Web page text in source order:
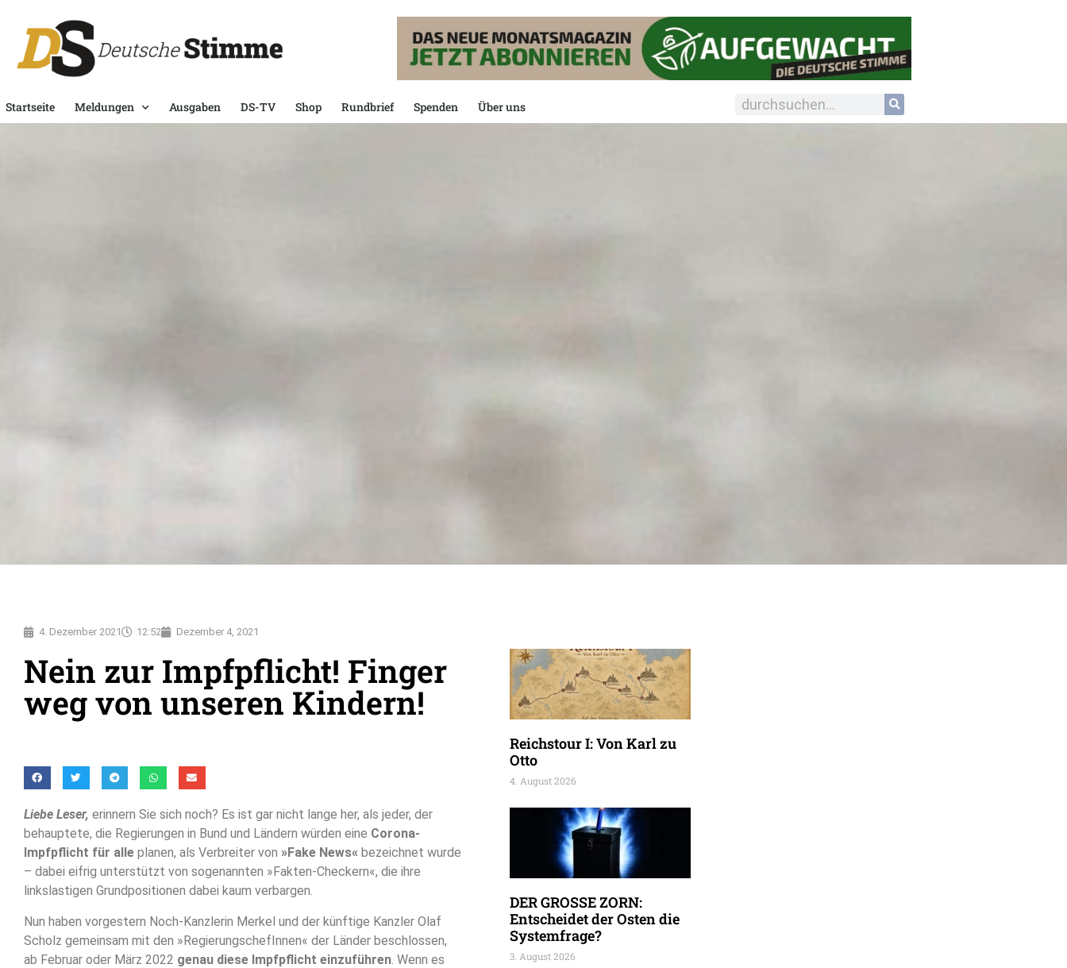
Startseite Meldungen Ausgaben DS-TV Shop Rundbrief Spenden Über uns
4. Dezember 2021 12:52 Dezember 4, 2021
Nein zur Impfpflicht! Finger
weg von unseren Kindern!
Liebe Leser, erinnern Sie sich noch? Es ist gar nicht lange her, als jeder, der
behauptete, die Regierungen in Bund und Ländern würden eine Corona-
Impfpflicht für alle planen, als Verbreiter von »Fake News« bezeichnet wurde
– dabei eifrig unterstützt von sogenannten »Fakten-Checkern«, die ihre
linkslastigen Grundpositionen dabei kaum verbargen.
Nun haben vorgestern Noch-Kanzlerin Merkel und der künftige Kanzler Olaf
Scholz gemeinsam mit den »RegierungschefInnen« der Länder beschlossen,
ab Februar oder März 2022 genau diese Impfpflicht einzuführen . Wenn es
Reichstour I: Von Karl zu
Otto
4. August 2026
DER GROSSE ZORN:
Entscheidet der Osten die
Systemfrage?
3. August 2026